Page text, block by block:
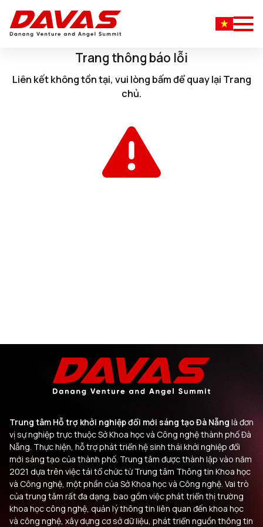
Trang thông báo lỗi
Liên kết không tồn tại, vui lòng bấmđể quay lại Trang
chủ.
Trung tâm Hỗ trợ khởi nghiệp đổi mới sáng tạo Đà Nẵng là đơn
vị sự nghiệp trực thuộc Sở Khoa học và Công nghệ thành phố Đà
Nẵng. Thực hiện, hỗ trợ phát triển hệ sinh thái khởi nghiệp đổi
mới sáng tạo của thành phố. Trung tâm được thành lập vào năm
2021 dựa trên việc tái tổ chức từ Trung tâm Thông tin Khoa học
và Công nghệ, một phần của Sở Khoa học và Công nghệ. Vai trò
của trung tâm rất đa dạng, bao gồm việc phát triển thị trường
khoa học công nghệ, quản lý thông tin liên quan đến khoa học
và công nghệ, xây dựng cơ sở dữ liệu, phát triển nguồn thông tin